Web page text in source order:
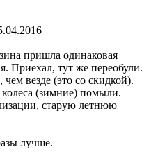
пришла одинаковая
Приехал, тут же переобули.
везде (это со скидкой).
(зимние) помыли.
старую летнюю
лучше.